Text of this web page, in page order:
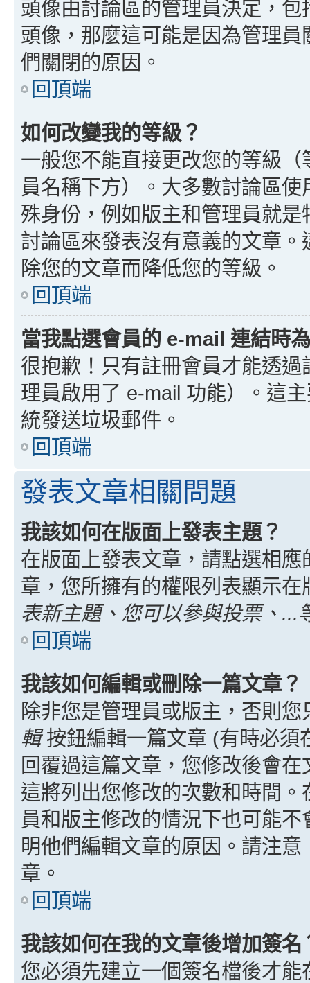
頭像由討論區的管理員決定，
頭像，那麼這可能是因為管理
們關閉的原因。
回頂端
如何改變我的等級？
一般您不能直接更改您的等級
員名稱下方）。大多數討論區
殊身份，例如版主和管理員就
討論區來發表沒有意義的文章
除您的文章而降低您的等級。
回頂端
當我點選會員的 e-mail 連結時
很抱歉！只有註冊會員才能透
理員啟用了 e-mail 功能）。這
統發送垃圾郵件。
回頂端
發表文章相關問題
我該如何在版面上發表主題？
在版面上發表文章，請點選相
章，您所擁有的權限列表顯示
表新主題、您可以參與投票、...
回頂端
我該如何編輯或刪除一篇文章？
除非您是管理員或版主，否則
輯按鈕編輯一篇文章 (有時必須
回覆過這篇文章，您修改後會
這將列出您修改的次數和時間
員和版主修改的情況下也可能
明他們編輯文章的原因。請注
章。
回頂端
我該如何在我的文章後增加簽名
您必須先建立一個簽名檔後才